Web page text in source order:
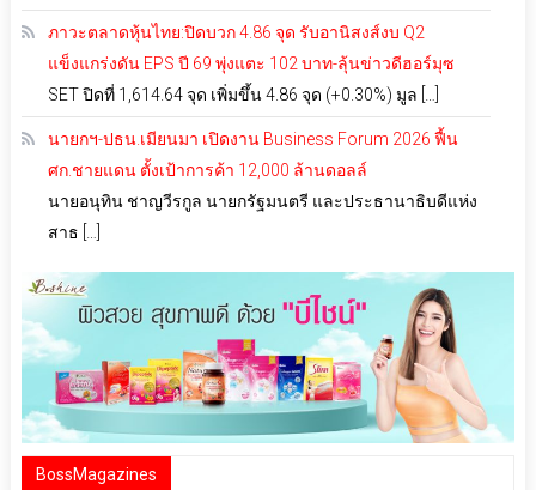
ภาวะตลาดหุ้นไทย:ปิดบวก 4.86 จุด รับอานิสงส์งบ Q2
แข็งแกร่งดัน EPS ปี 69 พุ่งแตะ 102 บาท-ลุ้นข่าวดีฮอร์มุซ
SET ปิดที่ 1,614.64 จุด เพิ่มขึ้น 4.86 จุด (+0.30%) มูล […]
นายกฯ-ปธน.เมียนมา เปิดงาน Business Forum 2026 ฟื้น
ศก.ชายแดน ตั้งเป้าการค้า 12,000 ล้านดอลล์
นายอนุทิน ชาญวีรกูล นายกรัฐมนตรี และประธานาธิบดีแห่ง
สาธ […]
BossMagazines